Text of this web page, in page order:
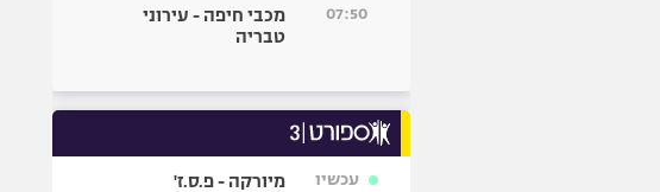
07:50
מכבי חיפה - עירוני
טבריה
עכשיו מיורקה - פ.ס.ז'